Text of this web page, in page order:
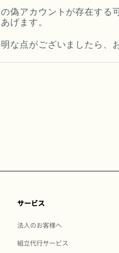
偽アカウントが存在する
げます。
な点がございましたら、
サービス
法人のお客様へ
組立代行サービス